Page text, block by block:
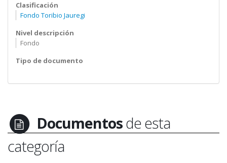
Clasificación
Fondo Toribio Jauregi
Nivel descripción
Fondo
Tipo de documento
Documentosde esta
categoría